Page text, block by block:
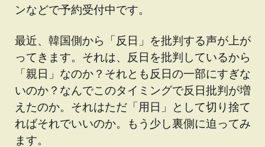
ンなどで予約受付中です。
最近、韓国側から「反日」を批判する声が上が
ってきます。それは、反日を批判しているから
「親日」なのか？それとも反日の一部にすぎな
いのか？なんでこのタイミングで反日批判が増
えたのか。それはただ「用日」として切り捨て
ればそれでいいのか。もう少し裏側に迫ってみ
ます。